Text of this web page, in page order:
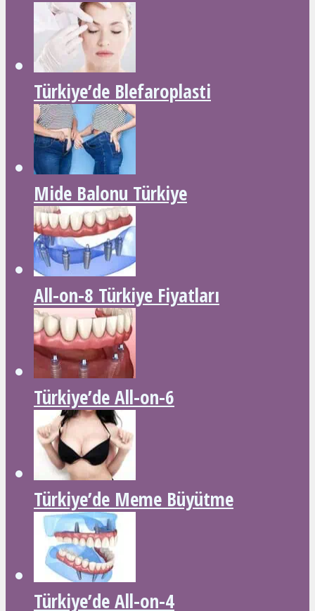
Türkiye’de Blefaroplasti
Mide Balonu Türkiye
All-on-8 Türkiye Fiyatları
Türkiye’de All-on-6
Türkiye’de Meme Büyütme
Türkiye’de All-on-4